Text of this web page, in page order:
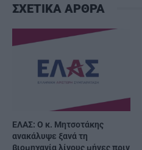
ΣΧΕΤΙΚΑ ΑΡΘΡΑ
ΕΛΑΣ: Ο κ. Μητσοτάκης
ανακάλυψε ξανά τη
βιομηχανία λίγους μήνες πριν